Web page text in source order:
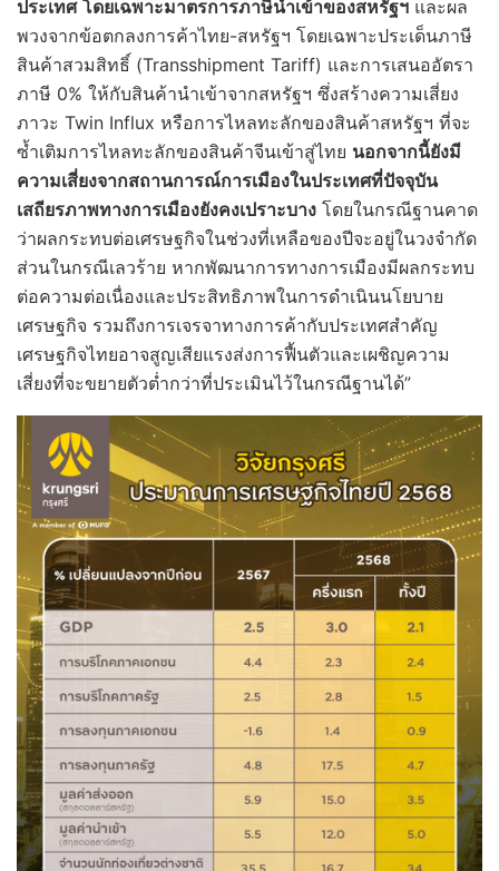
ประเทศ โดยเฉพาะมาตรการภาษีนำเข้าของสหรัฐฯ และผล
พวงจากข้อตกลงการค้าไทย-สหรัฐฯ โดยเฉพาะประเด็นภาษี
สินค้าสวมสิทธิ์ (Transshipment Tariff) และการเสนออัตรา
ภาษี 0% ให้กับสินค้านำเข้าจากสหรัฐฯ ซึ่งสร้างความเสี่ยง
ภาวะ Twin Influx หรือการไหลทะลักของสินค้าสหรัฐฯ ที่จะ
ซ้ำเติมการไหลทะลักของสินค้าจีนเข้าสู่ไทย นอกจากนี้ยังมี
ความเสี่ยงจากสถานการณ์การเมืองในประเทศที่ปัจจุบัน
เสถียรภาพทางการเมืองยังคงเปราะบาง โดยในกรณีฐานคาด
ว่าผลกระทบต่อเศรษฐกิจในช่วงที่เหลือของปีจะอยู่ในวงจำกัด
ส่วนในกรณีเลวร้าย หากพัฒนาการทางการเมืองมีผลกระทบ
ต่อความต่อเนื่องและประสิทธิภาพในการดำเนินนโยบาย
เศรษฐกิจ รวมถึงการเจรจาทางการค้ากับประเทศสำคัญ
เศรษฐกิจไทยอาจสูญเสียแรงส่งการฟื้นตัวและเผชิญความ
เสี่ยงที่จะขยายตัวต่ำกว่าที่ประเมินไว้ในกรณีฐานได้”